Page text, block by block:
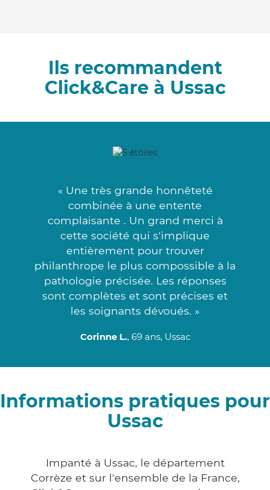
Ils recommandent
Click&Care à Ussac
« Une très grande honnêteté
combinée à une entente
complaisante . Un grand merci à
cette société qui s'implique
entièrement pour trouver
philanthrope le plus compossible à la
pathologie précisée. Les réponses
sont complètes et sont précises et
les soignants dévoués. »
Corinne L., 69 ans, Ussac
Informations pratiques pour
Ussac
Impanté à Ussac, le département
Corrèze et sur l'ensemble de la France,